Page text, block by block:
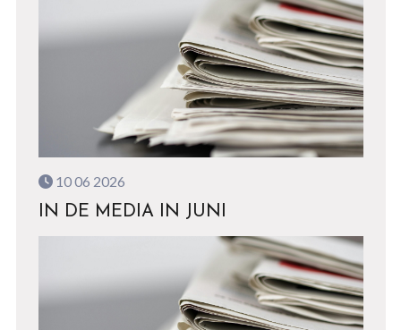
10 06 2026
IN DE MEDIA IN JUNI